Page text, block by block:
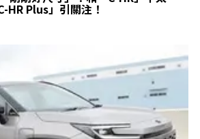
HR Plus」引關注！